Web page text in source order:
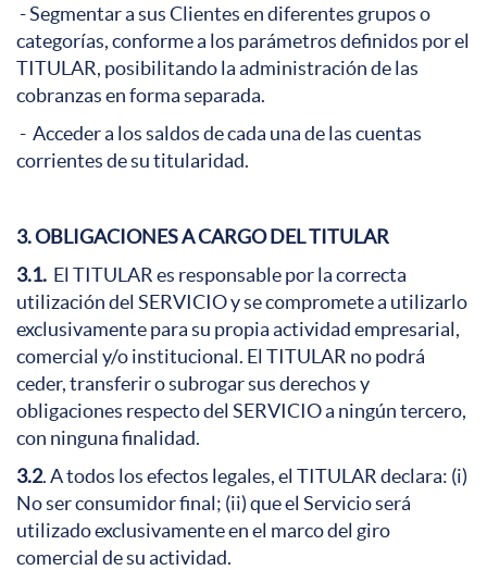
- Segmentar a sus Clientes en diferentes grupos o
categorías, conforme a los parámetros definidos por el
TITULAR, posibilitando la administración de las
cobranzas en forma separada.
- Acceder a los saldos de cada una de las cuentas
corrientes de su titularidad.
3. OBLIGACIONES A CARGO DEL TITULAR
3.1. El TITULAR es responsable por la correcta
utilización del SERVICIO y se compromete a utilizarlo
exclusivamente para su propia actividad empresarial,
comercial y/o institucional. El TITULAR no podrá
ceder, transferir o subrogar sus derechos y
obligaciones respecto del SERVICIO a ningún tercero,
con ninguna finalidad.
3.2. A todos los efectos legales, el TITULAR declara: (i)
No ser consumidor final; (ii) que el Servicio será
utilizado exclusivamente en el marco del giro
comercial de su actividad.